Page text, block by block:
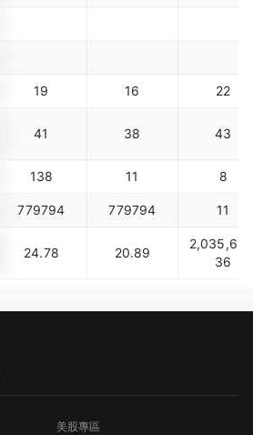
19 16 22
41 38 43
138 11 8
779794 779794 11
24.78 20.89
36
美股專區